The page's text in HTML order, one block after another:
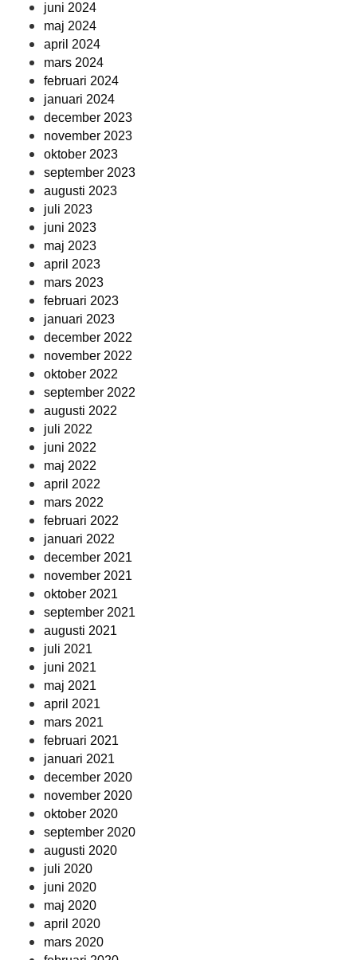
juni 2024
maj 2024
april 2024
mars 2024
februari 2024
januari 2024
december 2023
november 2023
oktober 2023
september 2023
augusti 2023
juli 2023
juni 2023
maj 2023
april 2023
mars 2023
februari 2023
januari 2023
december 2022
november 2022
oktober 2022
september 2022
augusti 2022
juli 2022
juni 2022
maj 2022
april 2022
mars 2022
februari 2022
januari 2022
december 2021
november 2021
oktober 2021
september 2021
augusti 2021
juli 2021
juni 2021
maj 2021
april 2021
mars 2021
februari 2021
januari 2021
december 2020
november 2020
oktober 2020
september 2020
augusti 2020
juli 2020
juni 2020
maj 2020
april 2020
mars 2020